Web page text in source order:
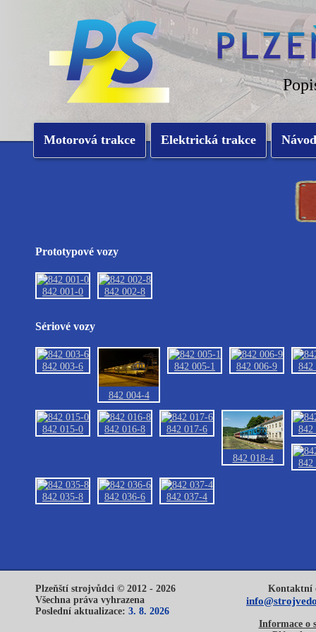
Motorová trakce Elektrická trakce
Prototypové vozy
842 001-0 842 002-8
Sériové vozy
842 003-6
842 004-4
842 005-1 842 006-9 842
842 015-0 842 016-8 842 017-6
842 018-4
842
842
842 035-8 842 036-6 842 037-4
Plzeňští strojvůdci © 2012 - 2026
Všechna práva vyhrazena
Poslední aktualizace: 3. 8. 2026
Kontaktní
Informace o